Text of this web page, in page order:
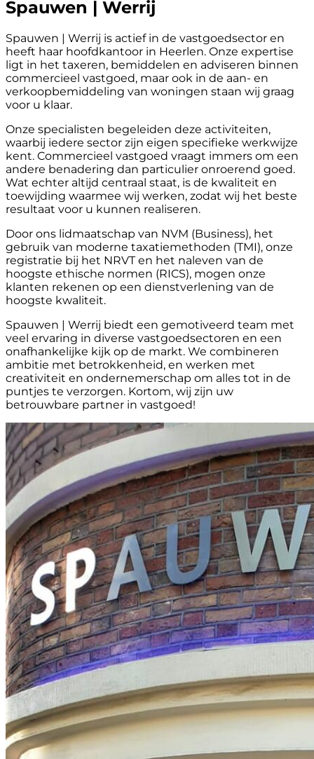
Spauwen | Werrij
Spauwen | Werrij is actief in de vastgoedsector en
heeft haar hoofdkantoor in Heerlen. Onze expertise
ligt in het taxeren, bemiddelen en adviseren binnen
commercieel vastgoed, maar ook in de aan- en
verkoopbemiddeling van woningen staan wij graag
voor u klaar.
Onze specialisten begeleiden deze activiteiten,
waarbij iedere sector zijn eigen specifieke werkwijze
kent. Commercieel vastgoed vraagt immers om een
andere benadering dan particulier onroerend goed.
Wat echter altijd centraal staat, is de kwaliteit en
toewijding waarmee wij werken, zodat wij het beste
resultaat voor u kunnen realiseren.
Door ons lidmaatschap van NVM (Business), het
gebruik van moderne taxatiemethoden (TMI), onze
registratie bij het NRVT en het naleven van de
hoogste ethische normen (RICS), mogen onze
klanten rekenen op een dienstverlening van de
hoogste kwaliteit.
Spauwen | Werrij biedt een gemotiveerd team met
veel ervaring in diverse vastgoedsectoren en een
onafhankelijke kijk op de markt. We combineren
ambitie met betrokkenheid, en werken met
creativiteit en ondernemerschap om alles tot in de
puntjes te verzorgen. Kortom, wij zijn uw
betrouwbare partner in vastgoed!